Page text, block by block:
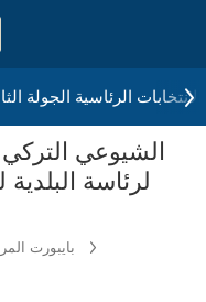
2023 الانتخابات الرئاسية الجولة
الشيوعي
بايبورت